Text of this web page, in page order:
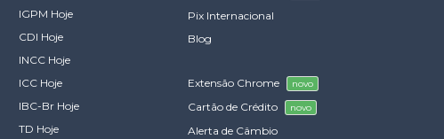
IGPM Hoje
CDI Hoje
INCC Hoje
ICC Hoje
IBC-Br Hoje
TD Hoje
Pix Internacional
Blog
Extensão Chrome novo
Cartão de Crédito novo
Alerta de Câmbio